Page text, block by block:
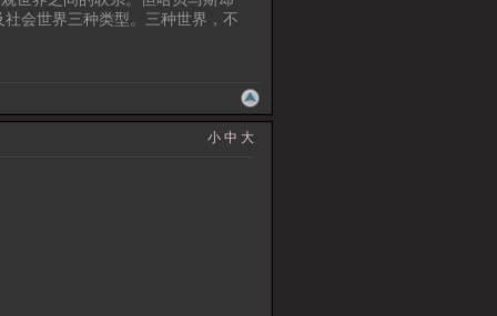
会世界三种类型。三种世界，不
小 中 大